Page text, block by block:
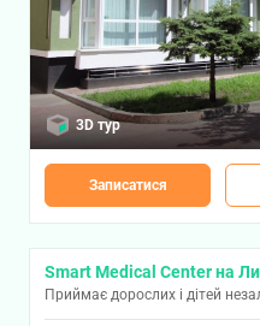
3D тур
Записатися
Smart Medical Center на
Приймає дорослих і дітей